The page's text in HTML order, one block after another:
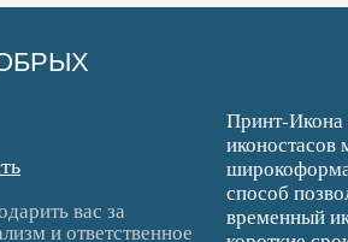
вас за
и ответственное
Принт-Икона
иконостасов
способ
временный